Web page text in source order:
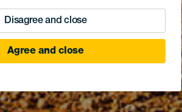
Disagree and close
Agree and close